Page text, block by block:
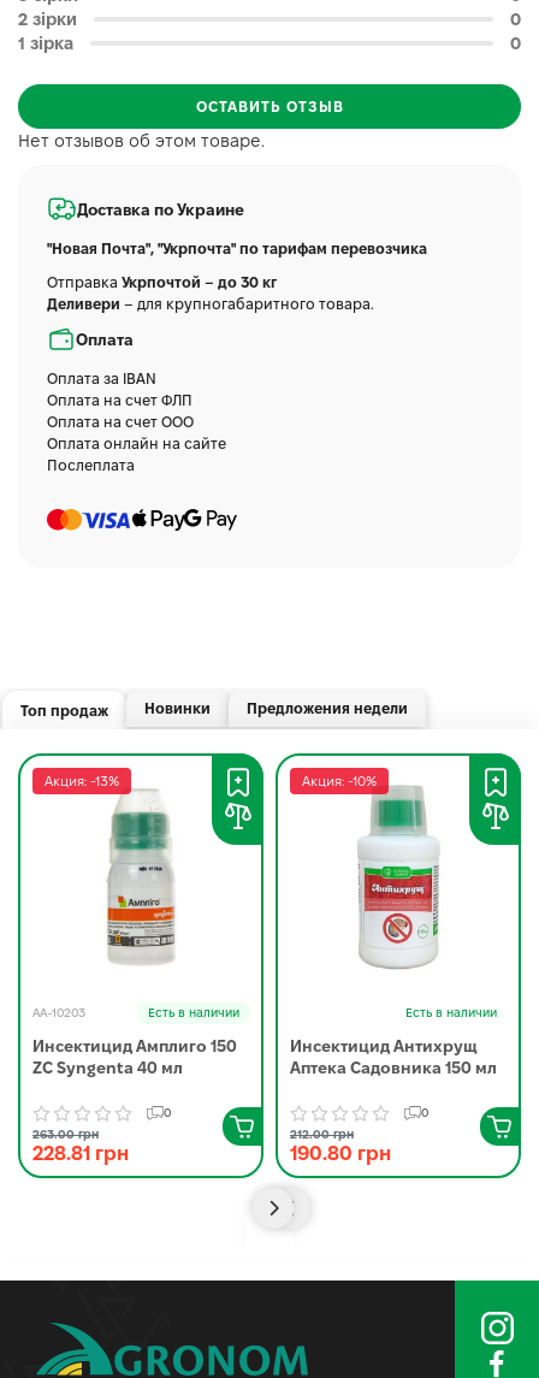
Нет отзывов об этом товаре.
2 зірки
0
1 зірка
0
ОСТАВИТЬ ОТЗЫВ
Доставка по Украине
"Новая Почта", "Укрпочта" по тарифам перевозчика
Отправка Укрпочтой – до 30 кг
Деливери – для крупногабаритного товара.
Оплата
Оплата за IBAN
Оплата на счет ФЛП
Оплата на счет ООО
Оплата онлайн на сайте
Послеплата
Топ продаж Новинки Предложения недели
Акция: -13%
AA-10203 Есть в наличии
Инсектицид Амплиго 150
ZC Syngenta 40 мл
0
263.00 грн
228.81 грн
Акция: -10%
Есть в наличии
Инсектицид Антихрущ
Аптека Садовника 150 мл
0
212.00 грн
190.80 грн